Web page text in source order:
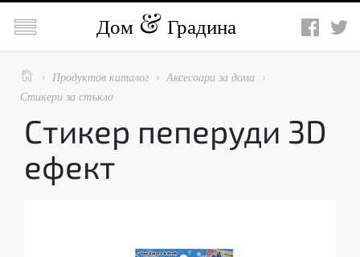
 Дом Градина
  Продуктов каталог  Аксесоари за дома 
Стикери за стъкло
Стикер пеперуди 3D
ефект